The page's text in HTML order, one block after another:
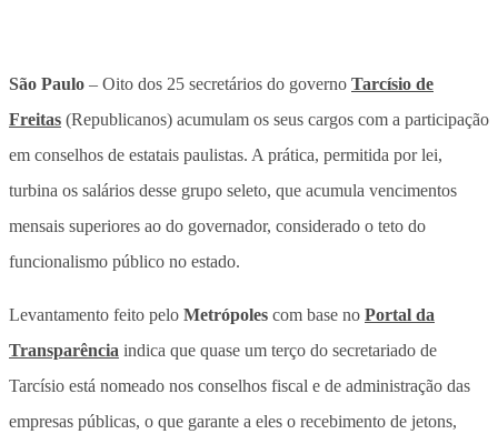
São Paulo – Oito dos 25 secretários do governo Tarcísio de
Freitas (Republicanos) acumulam os seus cargos com a participação
em conselhos de estatais paulistas. A prática, permitida por lei,
turbina os salários desse grupo seleto, que acumula vencimentos
mensais superiores ao do governador, considerado o teto do
funcionalismo público no estado.
Levantamento feito pelo Metrópoles com base no Portal da
Transparência indica que quase um terço do secretariado de
Tarcísio está nomeado nos conselhos fiscal e de administração das
empresas públicas, o que garante a eles o recebimento de jetons,